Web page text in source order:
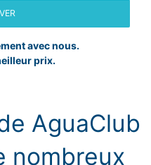
avec nous.
prix.
AguaClub
nombreux